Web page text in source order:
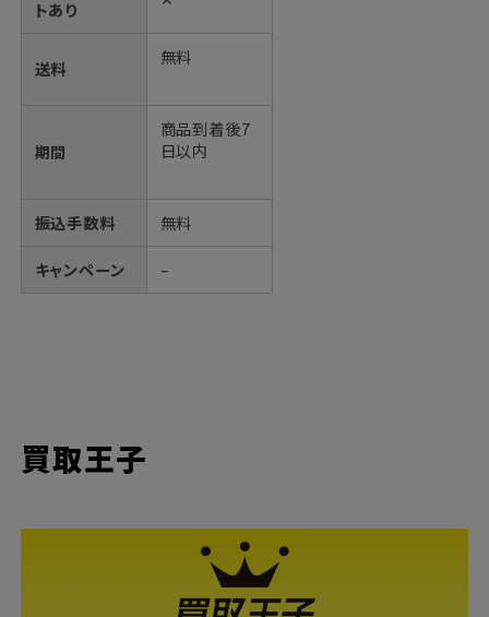
トあり
送料
無料
期間
商品到着後7
日以内
振込手数料 無料
キャンペーン –
買取王子